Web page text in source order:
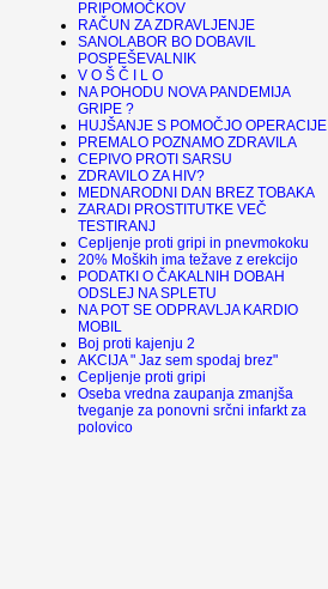
PRIPOMOČKOV
RAČUN ZA ZDRAVLJENJE
SANOLABOR BO DOBAVIL
POSPEŠEVALNIK
V O Š Č I L O
NA POHODU NOVA PANDEMIJA
GRIPE ?
HUJŠANJE S POMOČJO OPERACIJE
PREMALO POZNAMO ZDRAVILA
CEPIVO PROTI SARSU
ZDRAVILO ZA HIV?
MEDNARODNI DAN BREZ TOBAKA
ZARADI PROSTITUTKE VEČ
TESTIRANJ
Cepljenje proti gripi in pnevmokoku
20% Moških ima težave z erekcijo
PODATKI O ČAKALNIH DOBAH
ODSLEJ NA SPLETU
NA POT SE ODPRAVLJA KARDIO
MOBIL
Boj proti kajenju 2
AKCIJA " Jaz sem spodaj brez"
Cepljenje proti gripi
Oseba vredna zaupanja zmanjša
tveganje za ponovni srčni infarkt za
polovico